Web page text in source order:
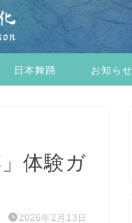
日本舞踊 お知らせ
体験ガ
2026年2月13日